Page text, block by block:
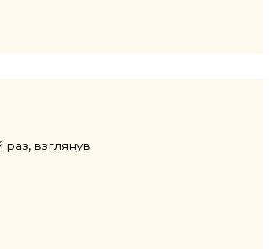
взглянув